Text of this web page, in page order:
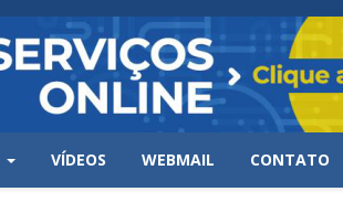
VÍDEOS WEBMAIL CONTATO